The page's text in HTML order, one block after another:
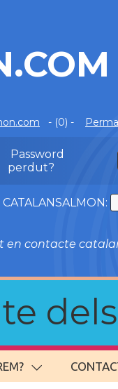
- (0) -
Password
perdut?
en contacte